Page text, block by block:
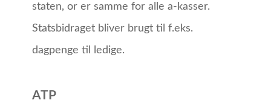
staten, or er samme for alle a-kasser.
Statsbidraget bliver brugt til f.eks.
dagpenge til ledige.
ATP